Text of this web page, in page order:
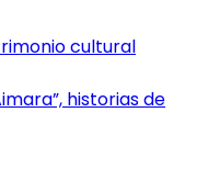
cultural
historias de